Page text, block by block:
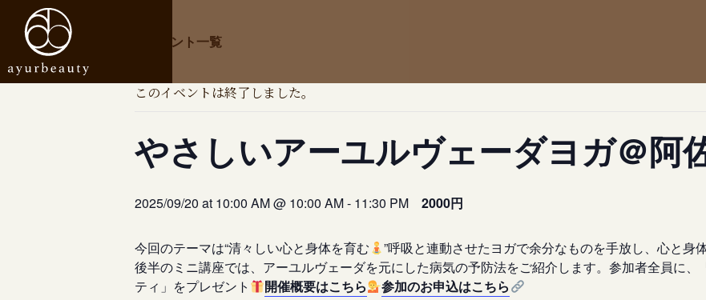
« イベント一覧
このイベントは終了しました。
やさしいアーユルヴェーダヨガ＠阿
2025/09/20 at 10:00 AM @ 10:00 AM- 11:30 PM 2000円
今回のテーマは“清々しい心と身体を育む
”呼吸と連動させたヨガで余分なものを手放し、心と
後半のミニ講座では、アーユルヴェーダを元にした病気の予防法をご紹介します。参加者全員に
ティ」をプレゼント
開催概要はこちら 参加のお申込はこちら